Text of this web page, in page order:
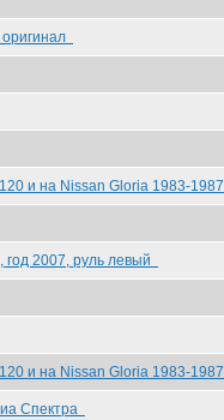
и на Nissan Gloria 1983-1987
год 2007, руль левый
и на Nissan Gloria 1983-1987
Спектра